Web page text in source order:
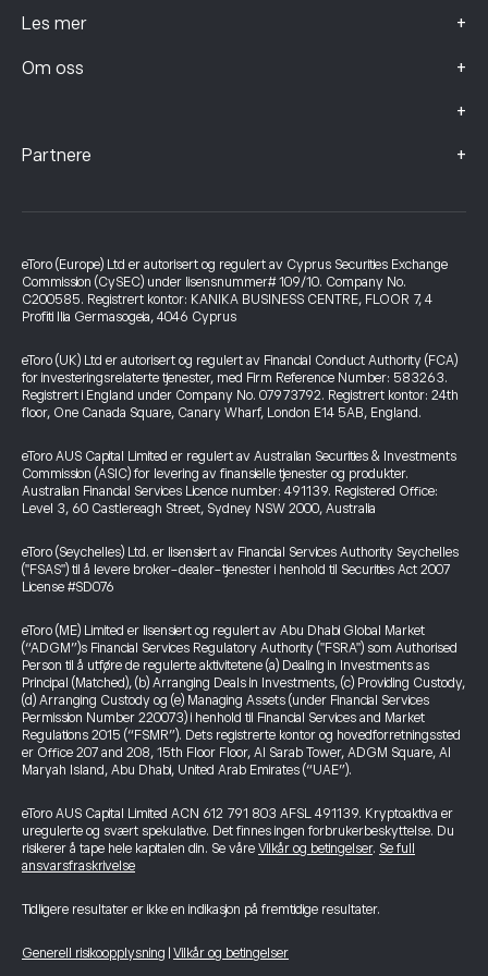
Les mer +
Om oss +
+
Partnere +
eToro (Europe) Ltd er autorisert og regulert av Cyprus Securities Exchange
Commission (CySEC) under lisensnummer# 109/10. Company No.
C200585. Registrert kontor: KANIKA BUSINESS CENTRE, FLOOR 7, 4
Profiti Ilia Germasogeia, 4046 Cyprus
eToro (UK) Ltd er autorisert og regulert av Financial Conduct Authority (FCA)
for investeringsrelaterte tjenester, med Firm Reference Number: 583263.
Registrert i England under Company No. 07973792. Registrert kontor: 24th
floor, One Canada Square, Canary Wharf, London E14 5AB, England.
eToro AUS Capital Limited er regulert av Australian Securities & Investments
Commission (ASIC) for levering av finansielle tjenester og produkter.
Australian Financial Services Licence number: 491139. Registered Office:
Level 3, 60 Castlereagh Street, Sydney NSW 2000, Australia
eToro (Seychelles) Ltd. er lisensiert av Financial Services Authority Seychelles
("FSAS") til å levere broker-dealer-tjenester i henhold til Securities Act 2007
License #SD076
eToro (ME) Limited er lisensiert og regulert av Abu Dhabi Global Market
(“ADGM”)s Financial Services Regulatory Authority ("FSRA") som Authorised
Person til å utføre de regulerte aktivitetene (a) Dealing in Investments as
Principal (Matched), (b) Arranging Deals in Investments, (c) Providing Custody,
(d) Arranging Custody og (e) Managing Assets (under Financial Services
Permission Number 220073) i henhold til Financial Services and Market
Regulations 2015 (“FSMR”). Dets registrerte kontor og hovedforretningssted
er Office 207 and 208, 15th Floor Floor, Al Sarab Tower, ADGM Square, Al
Maryah Island, Abu Dhabi, United Arab Emirates (“UAE”).
eToro AUS Capital Limited ACN 612 791 803 AFSL 491139. Kryptoaktiva er
uregulerte og svært spekulative. Det finnes ingen forbrukerbeskyttelse. Du
risikerer å tape hele kapitalen din. Se våre Vilkår og betingelser. Se full
ansvarsfraskrivelse
Tidligere resultater er ikke en indikasjon på fremtidige resultater.
Generell risikoopplysning Vilkår og betingelser